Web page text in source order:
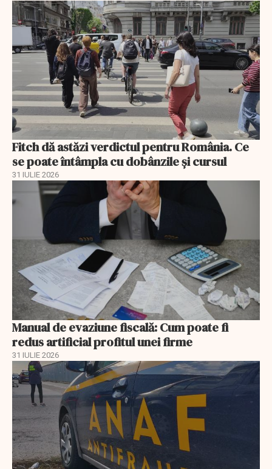
Fitch dă astăzi verdictul pentru România. Ce
se poate întâmpla cu dobânzile și cursul
31 IULIE 2026
Manual de evaziune fiscală: Cum poate fi
redus artificial profitul unei firme
31 IULIE 2026